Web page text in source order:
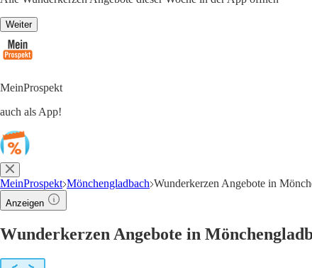
Weiter
MeinProspekt
auch als App!
MeinProspekt Mönchengladbach Wunderkerzen Angebote in
Anzeigen
Wunderkerzen Angebote in